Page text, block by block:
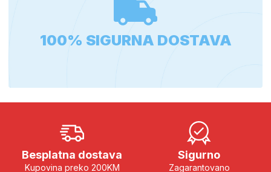
100% SIGURNA DOSTAVA
Besplatna dostava
Kupovina preko 200KM
Sigurno
Zagarantovano